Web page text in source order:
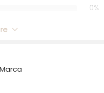
0%
Marca